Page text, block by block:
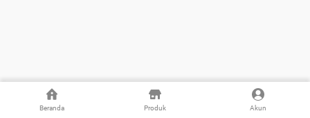
Beranda Produk Akun